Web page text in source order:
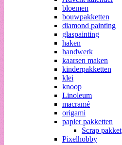
bloemen
bouwpakketten
diamond painting
glaspainting
haken
handwerk
kaarsen maken
kinderpakketten
klei
knoop
Linoleum
macramé
origami
papier pakketten
Scrap pakket
Pixelhobby